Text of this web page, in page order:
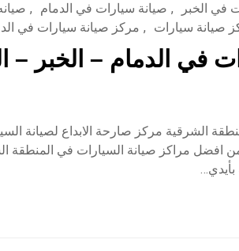
في الخبر , صيانة سيارات في الدمام ,
صيانة سيارات , مركز صيانة سيارات في
في الدمام – الخبر –
الشرقية مركز صارحة الابداع لصيانة
افضل مراكز صيانة السيارات في المنطقة
بأيدي…